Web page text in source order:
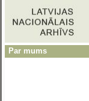
Par mums